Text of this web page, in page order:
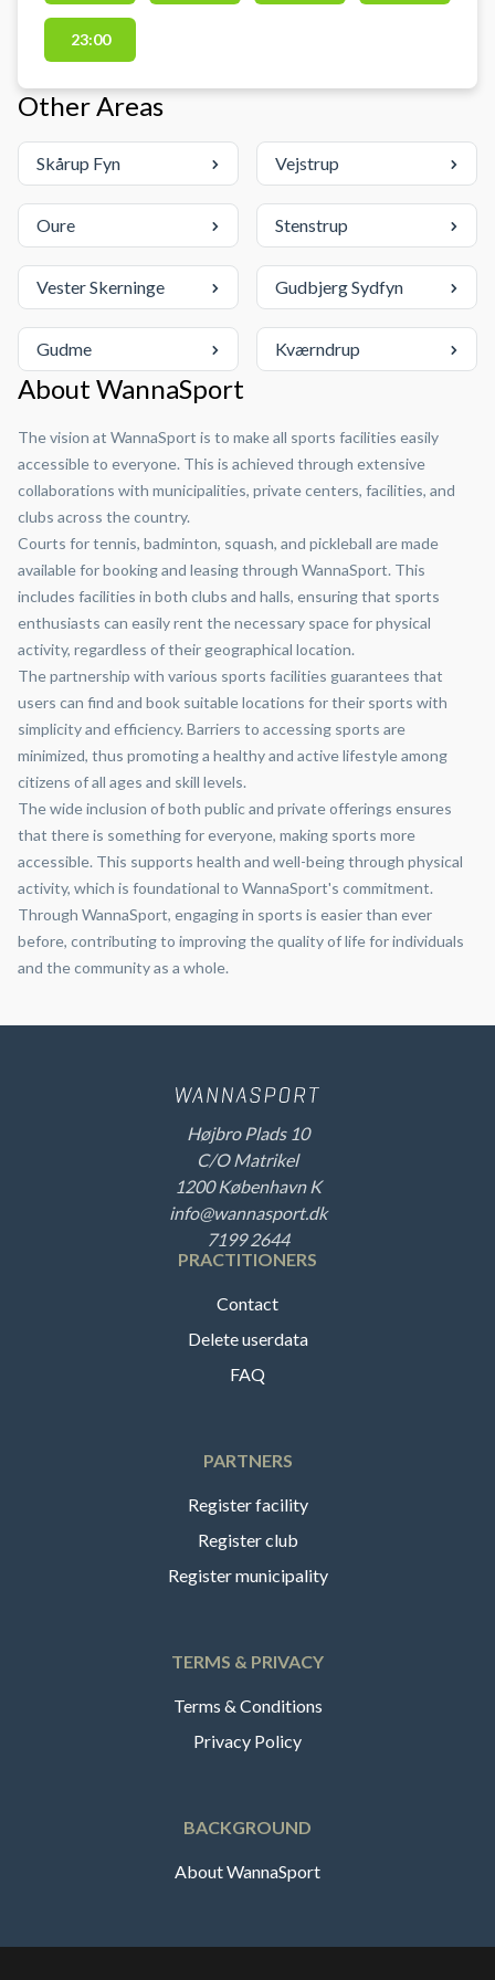
padelbaner ved deres padelcenter
i Odense. Lånebat kan lejes og
bolde købes. Gratis parkering ved
PadelPadel Odense, når du booker
en padelbane i Odense, som du
finder på C. F. Tietgens Blvd. 24K,
5220 Odense SØ.
23:00
Other Areas
Skårup Fyn Vejstrup
Oure Stenstrup
Vester Skerninge Gudbjerg Sydfyn
Gudme Kværndrup
About WannaSport
The vision at WannaSport is to make all sports facilities easily
accessible to everyone. This is achieved through extensive
collaborations with municipalities, private centers, facilities, and
clubs across the country.
Courts for tennis, badminton, squash, and pickleball are made
available for booking and leasing through WannaSport. This
includes facilities in both clubs and halls, ensuring that sports
enthusiasts can easily rent the necessary space for physical
activity, regardless of their geographical location.
The partnership with various sports facilities guarantees that
users can find and book suitable locations for their sports with
simplicity and efficiency. Barriers to accessing sports are
minimized, thus promoting a healthy and active lifestyle among
citizens of all ages and skill levels.
The wide inclusion of both public and private offerings ensures
that there is something for everyone, making sports more
accessible. This supports health and well-being through physical
activity, which is foundational to WannaSport's commitment.
Through WannaSport, engaging in sports is easier than ever
before, contributing to improving the quality of life for individuals
and the community as a whole.
Højbro Plads 10
C/O Matrikel
1200 København K
info@wannasport.dk
7199 2644
PRACTITIONERS
Contact
Delete userdata
FAQ
PARTNERS
Register facility
Register club
Register municipality
TERMS & PRIVACY
Terms & Conditions
Privacy Policy
BACKGROUND
About WannaSport